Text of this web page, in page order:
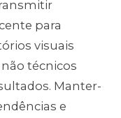
para
visuais
técnicos
Manter-
e